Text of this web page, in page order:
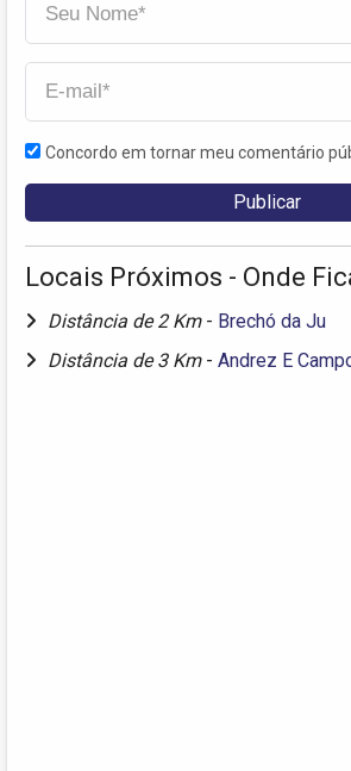
Concordo em tornar meu comentário
Locais Próximos - Onde
Distância de 2 Km - Brechó da Ju
Distância de 3 Km - Andrez E